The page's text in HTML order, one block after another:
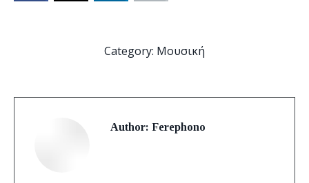
Category: Μουσική
Author: Ferephono